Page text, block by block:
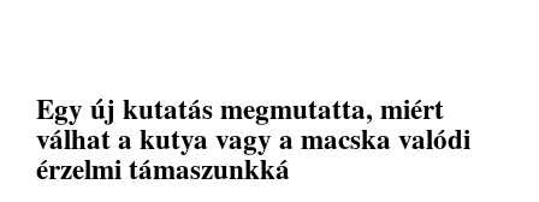
Egy új kutatás megmutatta, miért
válhat a kutya vagy a macska valódi
érzelmi támaszunkká